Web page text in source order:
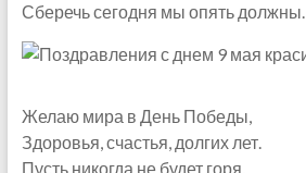
Сберечь сегодня мы опять должны.
Желаю мира в День Победы,
Здоровья, счастья, долгих лет.
Пусть никогда не будет горя,